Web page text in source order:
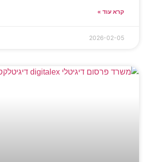
קרא עוד »
2026-02-05